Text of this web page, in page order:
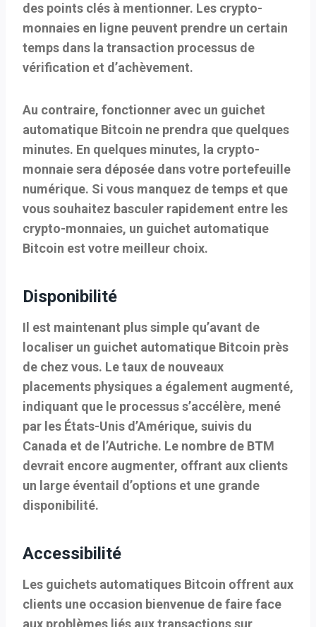
des points clés à mentionner. Les crypto-
monnaies en ligne peuvent prendre un certain
temps dans la transaction processus de
vérification et d’achèvement.
Au contraire, fonctionner avec un guichet
automatique Bitcoin ne prendra que quelques
minutes. En quelques minutes, la crypto-
monnaie sera déposée dans votre portefeuille
numérique. Si vous manquez de temps et que
vous souhaitez basculer rapidement entre les
crypto-monnaies, un guichet automatique
Bitcoin est votre meilleur choix.
Disponibilité
Il est maintenant plus simple qu’avant de
localiser un guichet automatique Bitcoin près
de chez vous. Le taux de nouveaux
placements physiques a également augmenté,
indiquant que le processus s’accélère, mené
par les États-Unis d’Amérique, suivis du
Canada et de l’Autriche. Le nombre de BTM
devrait encore augmenter, offrant aux clients
un large éventail d’options et une grande
disponibilité.
Accessibilité
Les guichets automatiques Bitcoin offrent aux
clients une occasion bienvenue de faire face
aux problèmes liés aux transactions sur